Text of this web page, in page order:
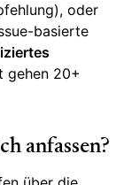
oder
basierte
20+
anfassen?